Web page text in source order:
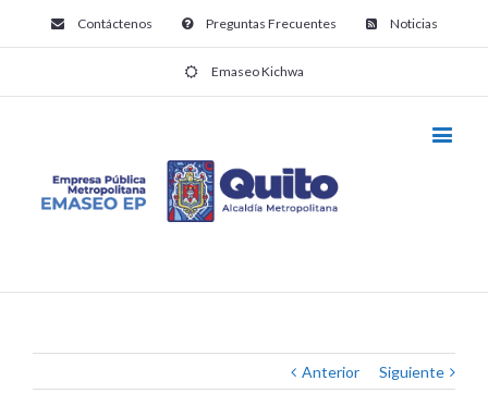
Contáctenos Preguntas Frecuentes Noticias
Emaseo Kichwa
Anterior Siguiente